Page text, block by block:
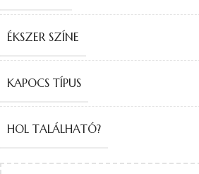
ÉKSZER SZÍNE
KAPOCS TÍPUS
HOL TALÁLHATÓ?